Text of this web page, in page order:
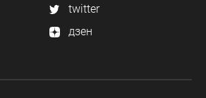
twitter
дзен